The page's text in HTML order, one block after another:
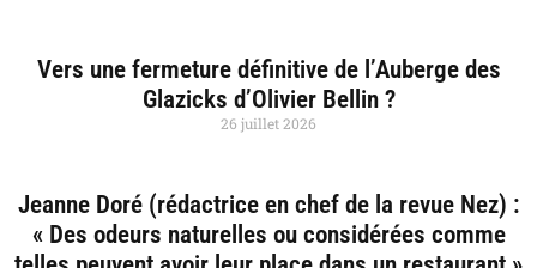
Vers une fermeture définitive de l’Auberge des
Glazicks d’Olivier Bellin ?
26 juillet 2026
Jeanne Doré (rédactrice en chef de la revue Nez) :
« Des odeurs naturelles ou considérées comme